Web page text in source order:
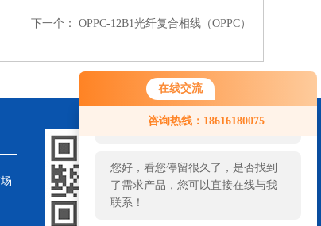
在线交流
咨询热线：18616180075
您好！欢迎前来咨询，很高兴为您
服务，请问您要咨询什么问题呢？
您好，看您停留很久了，是否找到
了需求产品，您可以直接在线与我
联系！
下一个： OPPC-12B1光纤复合相线（OPPC）